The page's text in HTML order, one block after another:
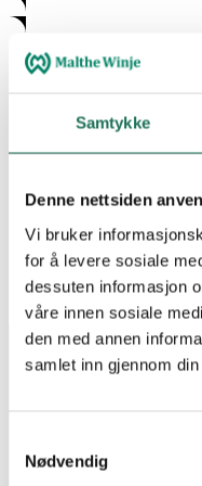
Samtykke
Denne nettsiden
Vi bruker
for å levere sosiale
dessuten informasjon
våre innen sosiale
den med annen
samlet inn gjennom
Nødvendig